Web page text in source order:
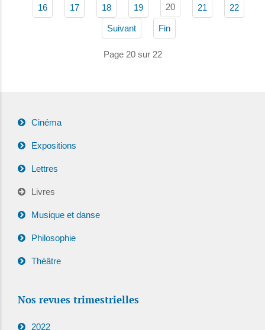
16 17 18 19 20 21 22
Suivant Fin
Page 20 sur 22
Cinéma
Expositions
Lettres
Livres
Musique et danse
Philosophie
Théâtre
Nos revues trimestrielles
2022